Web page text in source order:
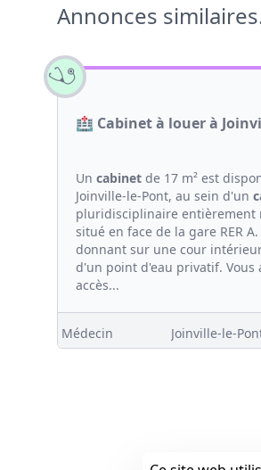
Annonces
🏥 Cabinet à louer à
Un cabinet de 17 m² est
Joinville-le-Pont, au sein d'un
pluridisciplinaire entièrement
situé en face de la gare RER
donnant sur une cour
d'un point d'eau privatif. Vous
accès...
Médecin